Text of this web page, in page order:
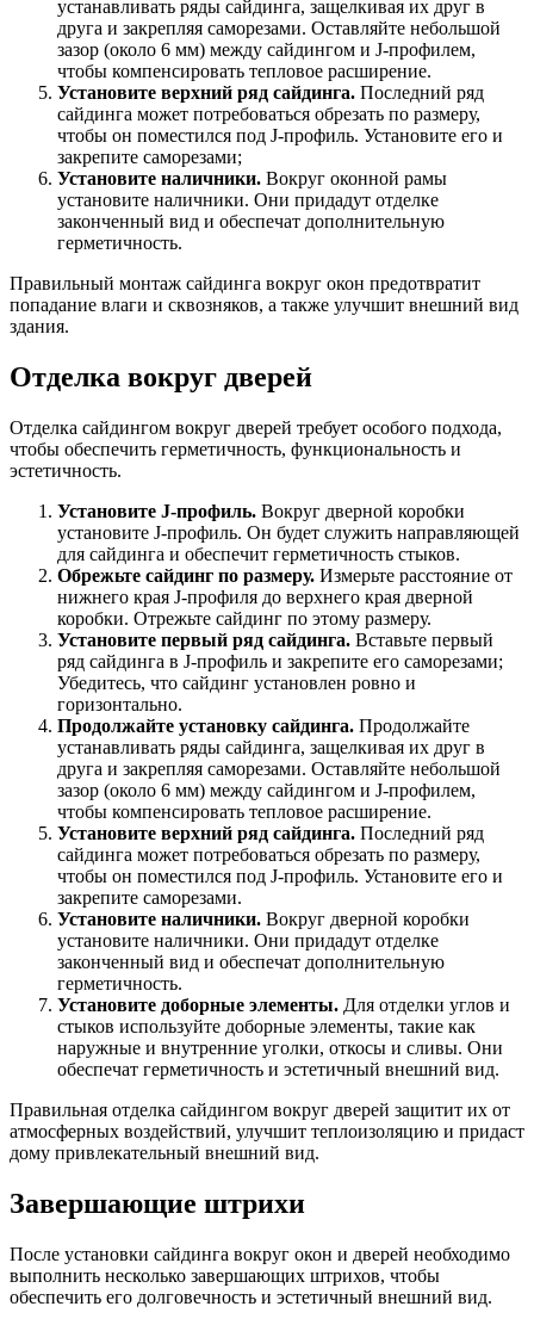
устанавливать ряды сайдинга, защелкивая их друг в
друга и закрепляя саморезами. Оставляйте небольшой
зазор (около 6 мм) между сайдингом и J-профилем,
чтобы компенсировать тепловое расширение.
Установите верхний ряд сайдинга. Последний ряд
сайдинга может потребоваться обрезать по размеру,
чтобы он поместился под J-профиль. Установите его и
закрепите саморезами;
Установите наличники. Вокруг оконной рамы
установите наличники. Они придадут отделке
законченный вид и обеспечат дополнительную
герметичность.
Правильный монтаж сайдинга вокруг окон предотвратит
попадание влаги и сквозняков, а также улучшит внешний вид
здания.
Отделка вокруг дверей
Отделка сайдингом вокруг дверей требует особого подхода,
чтобы обеспечить герметичность, функциональность и
эстетичность.
Установите J-профиль. Вокруг дверной коробки
установите J-профиль. Он будет служить направляющей
для сайдинга и обеспечит герметичность стыков.
Обрежьте сайдинг по размеру. Измерьте расстояние от
нижнего края J-профиля до верхнего края дверной
коробки. Отрежьте сайдинг по этому размеру.
Установите первый ряд сайдинга. Вставьте первый
ряд сайдинга в J-профиль и закрепите его саморезами;
Убедитесь, что сайдинг установлен ровно и
горизонтально.
Продолжайте установку сайдинга. Продолжайте
устанавливать ряды сайдинга, защелкивая их друг в
друга и закрепляя саморезами. Оставляйте небольшой
зазор (около 6 мм) между сайдингом и J-профилем,
чтобы компенсировать тепловое расширение.
Установите верхний ряд сайдинга. Последний ряд
сайдинга может потребоваться обрезать по размеру,
чтобы он поместился под J-профиль. Установите его и
закрепите саморезами.
Установите наличники. Вокруг дверной коробки
установите наличники. Они придадут отделке
законченный вид и обеспечат дополнительную
герметичность.
Установите доборные элементы. Для отделки углов и
стыков используйте доборные элементы, такие как
наружные и внутренние уголки, откосы и сливы. Они
обеспечат герметичность и эстетичный внешний вид.
Правильная отделка сайдингом вокруг дверей защитит их от
атмосферных воздействий, улучшит теплоизоляцию и придаст
дому привлекательный внешний вид.
Завершающие штрихи
После установки сайдинга вокруг окон и дверей необходимо
выполнить несколько завершающих штрихов, чтобы
обеспечить его долговечность и эстетичный внешний вид.